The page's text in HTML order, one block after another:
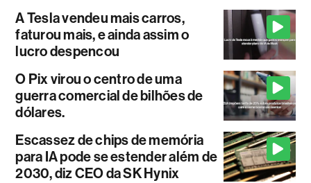
A Tesla vendeu mais carros,
faturou mais, e ainda assim o
lucro despencou
O Pix virou o centro de uma
guerra comercial de bilhões de
dólares.
Escassez de chips de memória
para IA pode se estender além de
2030, diz CEO da SK Hynix